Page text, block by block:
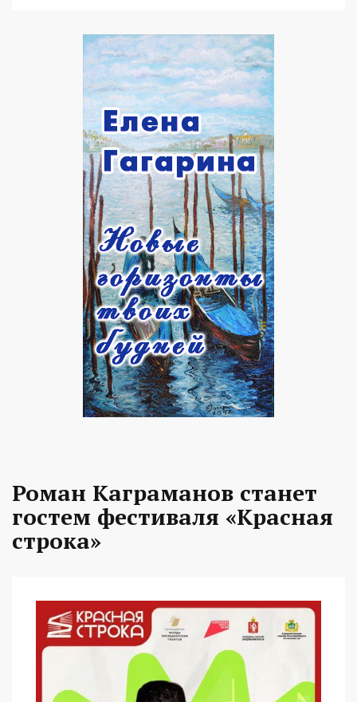
Роман Каграманов станет
гостем фестиваля «Красная
строка»